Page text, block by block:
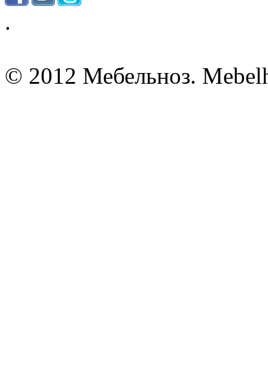
.
© 2012 Мебельноз.